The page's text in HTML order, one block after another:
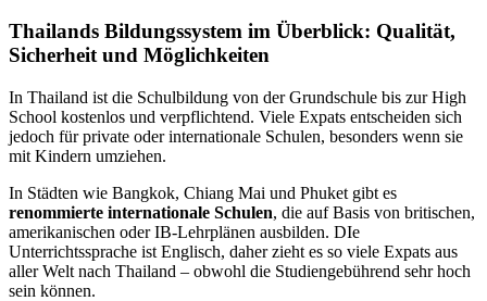
Thailands Bildungssystem im Überblick: Qualität,
Sicherheit und Möglichkeiten
In Thailand ist die Schulbildung von der Grundschule bis zur High
School kostenlos und verpflichtend. Viele Expats entscheiden sich
jedoch für private oder internationale Schulen, besonders wenn sie
mit Kindern umziehen.
In Städten wie Bangkok, Chiang Mai und Phuket gibt es
renommierte internationale Schulen, die auf Basis von britischen,
amerikanischen oder IB-Lehrplänen ausbilden. DIe
Unterrichtssprache ist Englisch, daher zieht es so viele Expats aus
aller Welt nach Thailand – obwohl die Studiengebührend sehr hoch
sein können.